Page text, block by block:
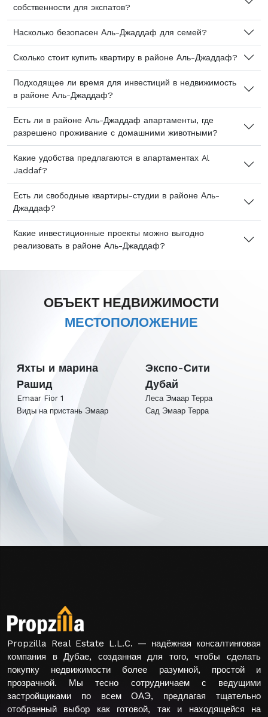
собственности для экспатов?
Насколько безопасен Аль-Джаддаф для семей?
Сколько стоит купить квартиру в районе Аль-Джаддаф?
Подходящее ли время для инвестиций в недвижимость
в районе Аль-Джаддаф?
Есть ли в районе Аль-Джаддаф апартаменты, где
разрешено проживание с домашними животными?
Какие удобства предлагаются в апартаментах Al
Jaddaf?
Есть ли свободные квартиры-студии в районе Аль-
Джаддаф?
Какие инвестиционные проекты можно выгодно
реализовать в районе Аль-Джаддаф?
ОБЪЕКТ НЕДВИЖИМОСТИ
МЕСТОПОЛОЖЕНИЕ
Яхты и марина
Рашид
Emaar Fior 1
Виды на пристань Эмаар
Экспо-Сити
Дубай
Леса Эмаар Терра
Сад Эмаар Терра
Propzilla Real Estate L.L.C. — надёжная консалтинговая
компания в Дубае, созданная для того, чтобы сделать
покупку недвижимости более разумной, простой и
прозрачной. Мы тесно сотрудничаем с ведущими
застройщиками по всем ОАЭ, предлагая тщательно
отобранный выбор как готовой, так и находящейся на